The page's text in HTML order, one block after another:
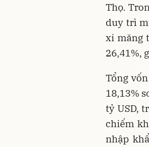
Thọ.
duy trì
xi măng
26,41%,
Tổng
18,13%
tỷ USD,
chiếm
nhập